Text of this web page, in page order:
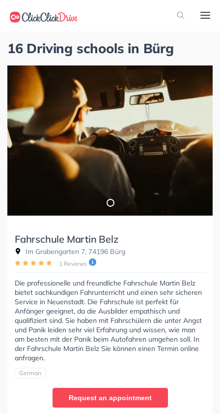
16 Driving schools in Bürg
Fahrschule Martin Belz
Im Grabengarten 7, 74196 Bürg
1 Reviews
Die professionelle und freundliche Fahrschule Martin Belz
bietet sachkundigen Fahrunterricht und einen sehr sicheren
Service in Neuenstadt. Die Fahrschule ist perfekt für
Anfänger geeignet, da die Ausbilder empathisch und
qualifiziert sind. Sie haben mit Fahrschülern die unter Angst
und Panik leiden sehr viel Erfahrung und wissen, wie man
am besten mit der Panik beim Autofahren umgehen soll. In
der Fahrschule Martin Belz Sie können einen Termin online
anfragen.
German
Request an appointment